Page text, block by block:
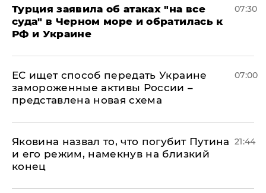
Турция заявила об атаках "на все
суда" в Черном море и обратилась к
РФ и Украине
07:30
ЕС ищет способ передать Украине
замороженные активы России –
представлена новая схема
07:00
Яковина назвал то, что погубит Путина
и его режим, намекнув на близкий
конец
21:44